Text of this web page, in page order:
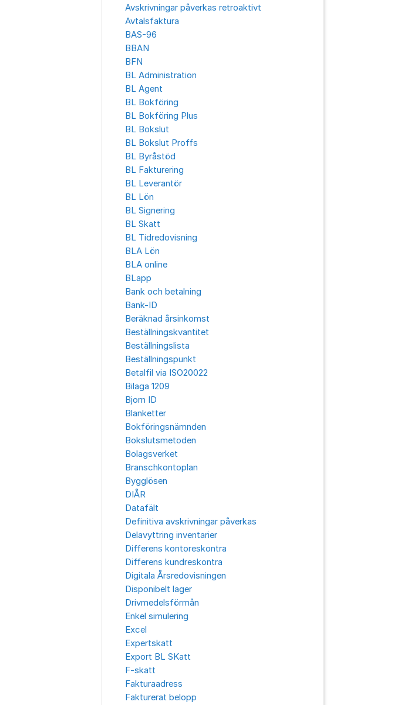
Avskrivningar påverkas retroaktivt
Avtalsfaktura
BAS-96
BBAN
BFN
BL Administration
BL Agent
BL Bokföring
BL Bokföring Plus
BL Bokslut
BL Bokslut Proffs
BL Byråstöd
BL Fakturering
BL Leverantör
BL Lön
BL Signering
BL Skatt
BL Tidredovisning
BLA Lön
BLA online
BLapp
Bank och betalning
Bank-ID
Beräknad årsinkomst
Beställningskvantitet
Beställningslista
Beställningspunkt
Betalfil via ISO20022
Bilaga 1209
Bjorn ID
Blanketter
Bokföringsnämnden
Bokslutsmetoden
Bolagsverket
Branschkontoplan
Bygglösen
DIÅR
Datafält
Definitiva avskrivningar påverkas
Delavyttring inventarier
Differens kontoreskontra
Differens kundreskontra
Digitala Årsredovisningen
Disponibelt lager
Drivmedelsförmån
Enkel simulering
Excel
Expertskatt
Export BL SKatt
F-skatt
Fakturaadress
Fakturerat belopp